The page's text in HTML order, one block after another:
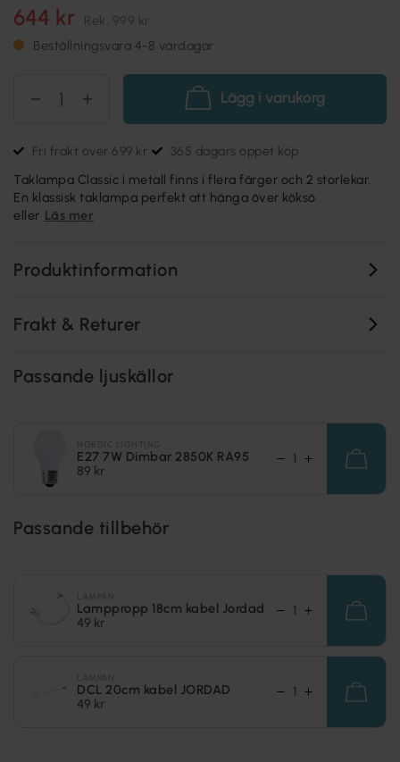
644 kr Rek. 999 kr
Beställningsvara 4-8 vardagar
Lägg i varukorg
Fri frakt över 699 kr 365 dagars öppet köp
Taklampa Classic i metall finns i flera färger och 2 storlekar.
En klassisk taklampa perfekt att hänga över köksö
eller Läs mer
Produktinformation
Frakt & Returer
Passande ljuskällor
E27 7W Dimbar 2850K RA95
89 kr
Passande tillbehör
Lamppropp 18cm kabel Jordad
49 kr
DCL 20cm kabel JORDAD
49 kr